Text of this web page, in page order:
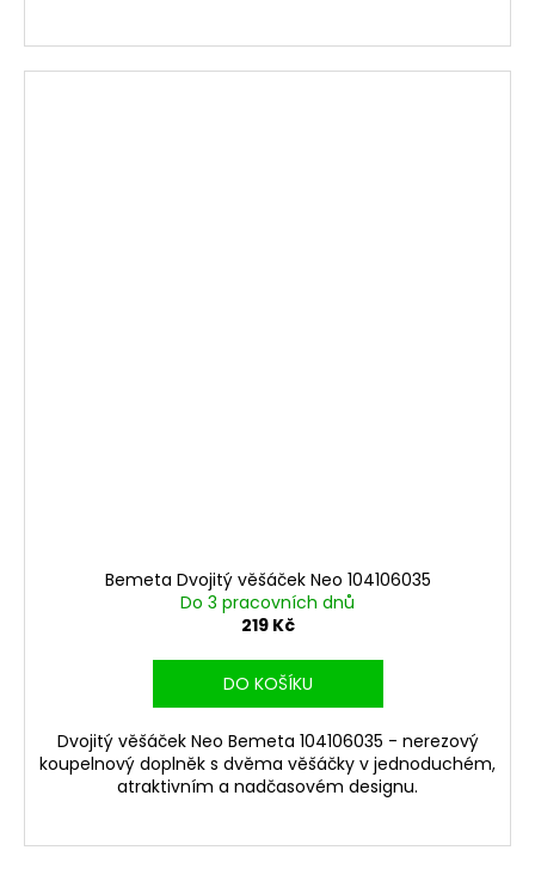
Bemeta Dvojitý věšáček Neo 104106035
Do 3 pracovních dnů
219 Kč
DO KOŠÍKU
Dvojitý věšáček Neo Bemeta 104106035 - nerezový
koupelnový doplněk s dvěma věšáčky v jednoduchém,
atraktivním a nadčasovém designu.